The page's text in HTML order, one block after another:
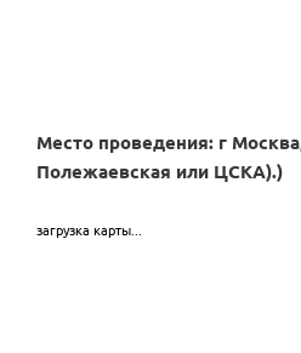
Место проведения: г
Полежаевская или ЦСКА).)
загрузка карты...